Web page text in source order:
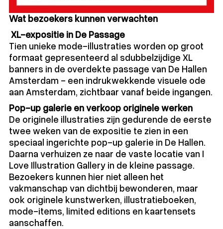
Wat bezoekers kunnen verwachten
XL-expositie in De Passage
Tien unieke mode-illustraties worden op groot
formaat gepresenteerd al sdubbelzijdige XL
banners in de overdekte passage van De Hallen
Amsterdam - een indrukwekkende visuele ode
aan Amsterdam, zichtbaar vanaf beide ingangen.
Pop-up galerie en verkoop originele werken
De originele illustraties zijn gedurende de eerste
twee weken van de expositie te zien in een
speciaal ingerichte pop-up galerie in De Hallen.
Daarna verhuizen ze naar de vaste locatie van I
Love Illustration Gallery in de kleine passage.
Bezoekers kunnen hier niet alleen het
vakmanschap van dichtbij bewonderen, maar
ook originele kunstwerken, illustratieboeken,
mode-items, limited editions en kaartensets
aanschaffen.